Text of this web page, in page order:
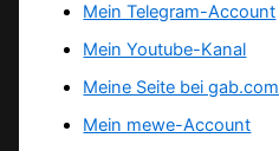
Mein Telegram-Account
Mein Youtube-Kanal
Meine Seite bei gab.com
Mein mewe-Account